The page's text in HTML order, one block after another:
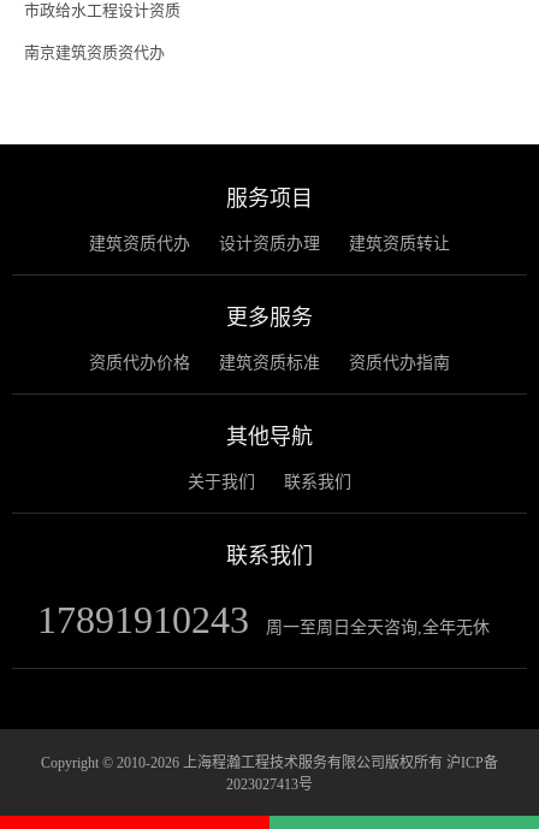
市政给水工程设计资质
南京建筑资质资代办
服务项目
建筑资质代办 设计资质办理 建筑资质转让
更多服务
资质代办价格 建筑资质标准 资质代办指南
其他导航
关于我们 联系我们
联系我们
17891910243 周一至周日全天咨询,全年无休
Copyright © 2010-2026 上海程瀚工程技术服务有限公司版权所有 沪ICP备
2023027413号